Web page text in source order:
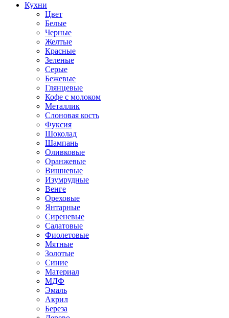
Кухни
Цвет
Белые
Черные
Желтые
Красные
Зеленые
Серые
Бежевые
Глянцевые
Кофе с молоком
Металлик
Слоновая кость
Фуксия
Шоколад
Шампань
Оливковые
Оранжевые
Вишневые
Изумрудные
Венге
Ореховые
Янтарные
Сиреневые
Салатовые
Фиолетовые
Мятные
Золотые
Синие
Материал
МДФ
Эмаль
Акрил
Береза